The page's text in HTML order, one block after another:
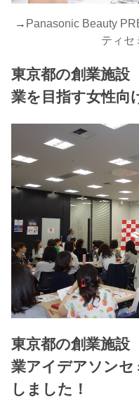
→ Panasonic Beauty
ティセ
東京都の創業施
業を目指す女性向
東京都の創業施
業アイデアソン
しました！